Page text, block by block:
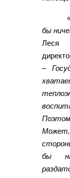
бы
Леся
–
бы